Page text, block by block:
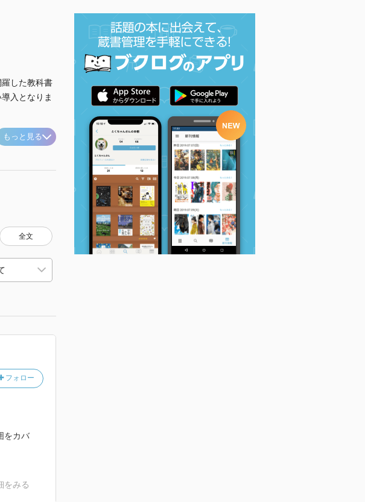
した教科書
入となりま
もっと見る
全文
フォロー
をカバ
をみる